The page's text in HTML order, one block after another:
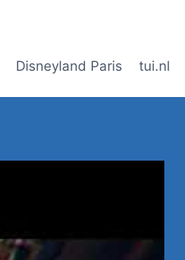
Disneyland Paris tui.nl